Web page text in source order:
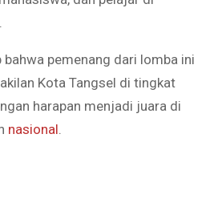
bahwa pemenang dari lomba ini
Kota Tangsel di tingkat
harapan menjadi juara di
nasional